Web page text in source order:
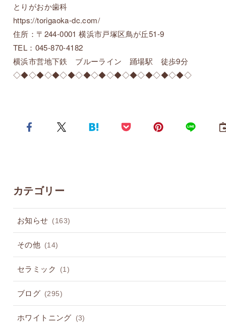
とりがおか歯科
https://torigaoka-dc.com/
住所：〒244-0001 横浜市戸塚区鳥が丘51-9
TEL：045-870-4182
横浜市営地下鉄 ブルーライン 踊場駅 徒歩9分
◇◆◇◆◇◆◇◆◇◆◇◆◇◆◇◆◇◆◇◆◇◆◇
カテゴリー
お知らせ (163)
その他 (14)
セラミック (1)
ブログ (295)
ホワイトニング (3)